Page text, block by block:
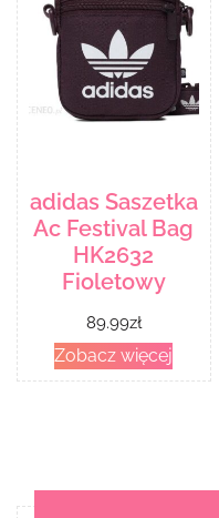
adidas Saszetka
Ac Festival Bag
HK2632
Fioletowy
89.99zł
Zobacz więcej